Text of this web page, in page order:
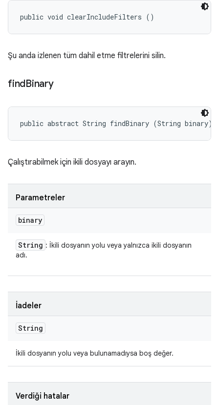
public void clearIncludeFilters ()
Şu anda izlenen tüm dahil etme filtrelerini silin.
findBinary
public abstract String findBinary (String binary)
Çalıştırabilmek için ikili dosyayı arayın.
Parametreler
binary
String : İkili dosyanın yolu veya yalnızca ikili dosyanın
adı.
İadeler
String
İkili dosyanın yolu veya bulunamadıysa boş değer.
Verdiği hatalar